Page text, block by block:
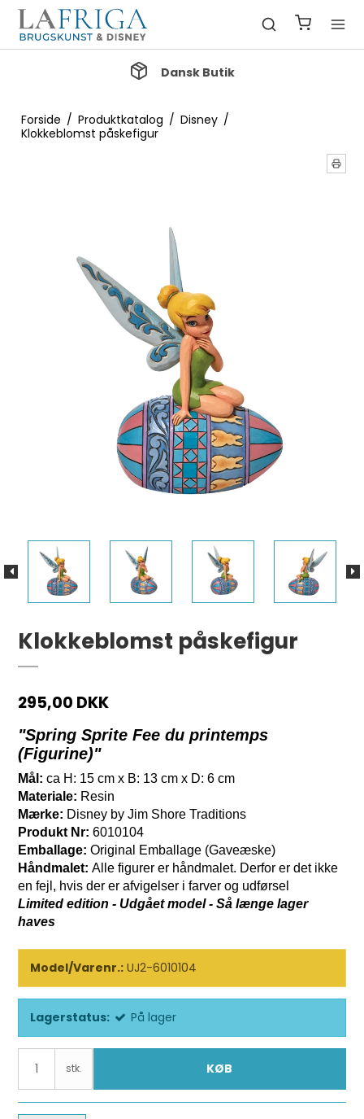
Gratis Fragt ved køb over 1000 kr.
Forside / Produktkatalog / Disney /
Klokkeblomst påskefigur
Klokkeblomst påskefigur
295,00 DKK
"Spring Sprite Fee du printemps
(Figurine)"
Mål: ca H: 15 cm x B: 13 cm x D: 6 cm
Materiale: Resin
Mærke: Disney by Jim Shore Traditions
Produkt Nr: 6010104
Emballage: Original Emballage (Gaveæske)
Håndmalet: Alle figurer er håndmalet. Derfor er det ikke
en fejl, hvis der er afvigelser i farver og udførsel
Limited edition - Udgået model - Så længe lager
haves
Model/Varenr.: UJ2-6010104
Lagerstatus: På lager
stk. KØB